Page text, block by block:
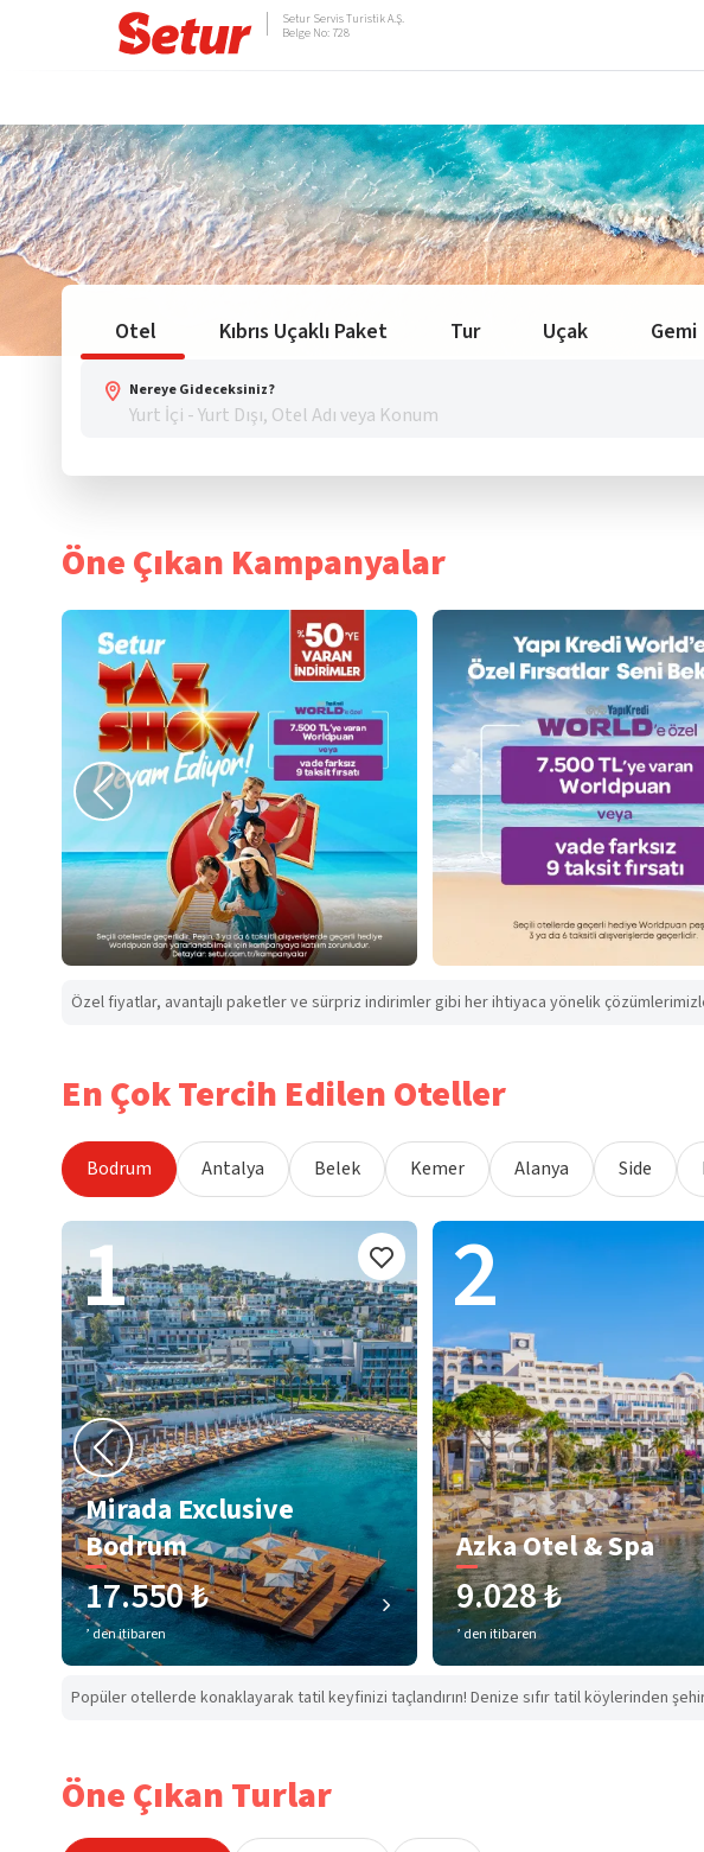
Setur Servis Turistik A.Ş.
Belge No: 728
Otel Kıbrıs Uçaklı Paket Tur Uçak Gemi
Nereye Gideceksiniz?
Öne Çıkan Kampanyalar
Özel fiyatlar, avantajlı paketler ve sürpriz indirimler gibi her ihtiyaca yönelik
En Çok Tercih Edilen Oteller
Bodrum Antalya Belek Kemer Alanya Side
1
Mirada Exclusive
Bodrum
17.550 ₺
’ den itibaren
2
Azka Otel & Spa
9.028 ₺
’ den itibaren
Popüler otellerde konaklayarak tatil keyfinizi taçlandırın! Denize sıfır tatil köylerinden
Öne Çıkan Turlar